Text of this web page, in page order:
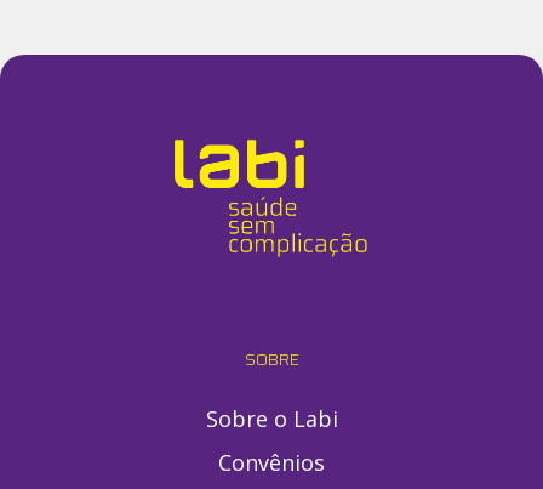
SOBRE
Sobre o Labi
Convênios